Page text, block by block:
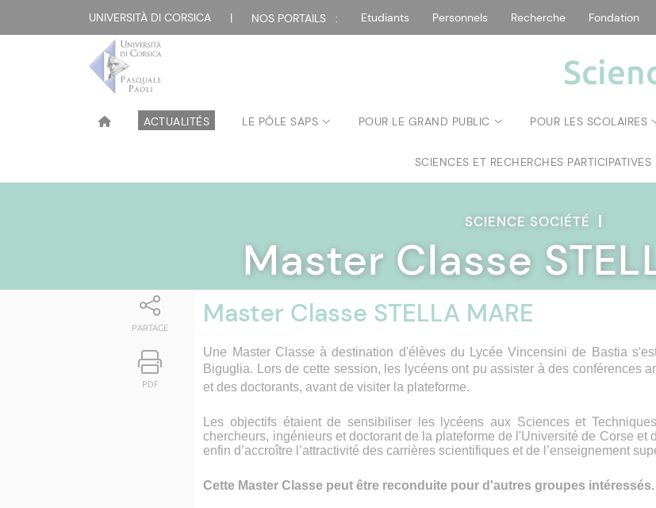
UNIVERSITÀ DI CORSICA | NOS PORTAILS : Etudiants Personnels Recherche Fondation
ACTUALITÉS LE PÔLE SAPS POUR LE GRAND PUBLIC POUR LES SCOLAIRES
SCIENCES ET RECHERCHES PARTICIPATIVES
SCIENCE SOCIÉTÉ |
Master Classe
PARTAGE
PDF
Master Classe STELLA MARE
Une Master Classe à destination d'élèves du Lycée Vincensini de Bastia
Biguglia.
Lors de cette session, les lycéens ont pu assister à des conférences
et des doctorants, avant de visiter la plateforme.
Les objectifs étaient de sensibiliser les lycéens aux Sciences et
chercheurs, ingénieurs et doctorant de la plateforme de l'Université de Corse
enfin d’accroître l’attractivité des carrières scientifiques et de l’enseignement
Cette Master Classe peut être reconduite pour d'autres groupes intéressés.